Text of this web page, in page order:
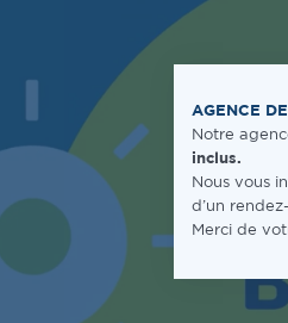
AGENCE
Notre
inclus.
Nous vous
d’un
Merci de